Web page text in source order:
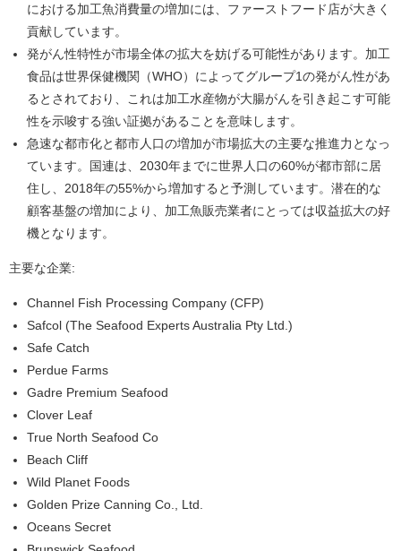
における加工魚消費量の増加には、ファーストフード店が大きく
貢献しています。
発がん性特性が市場全体の拡大を妨げる可能性があります。加工
食品は世界保健機関（WHO）によってグループ1の発がん性があ
るとされており、これは加工水産物が大腸がんを引き起こす可能
性を示唆する強い証拠があることを意味します。
急速な都市化と都市人口の増加が市場拡大の主要な推進力となっ
ています。国連は、2030年までに世界人口の60%が都市部に居
住し、2018年の55%から増加すると予測しています。潜在的な
顧客基盤の増加により、加工魚販売業者にとっては収益拡大の好
機となります。
主要な企業:
Channel Fish Processing Company (CFP)
Safcol (The Seafood Experts Australia Pty Ltd.)
Safe Catch
Perdue Farms
Gadre Premium Seafood
Clover Leaf
True North Seafood Co
Beach Cliff
Wild Planet Foods
Golden Prize Canning Co., Ltd.
Oceans Secret